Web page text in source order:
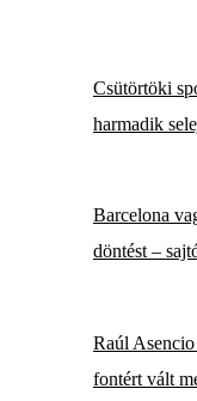
Csütörtöki
harmadik
Barcelona
döntést –
Raúl
fontért vált